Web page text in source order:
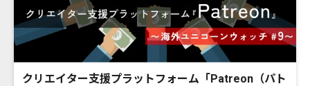
クリエイター支援プラットフォーム「Patreon（パト